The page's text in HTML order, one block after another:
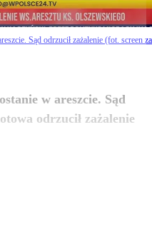
Sąd odrzucił zażalenie (fot. screen za
w areszcie. Sąd
odrzucił zażalenie
więcej